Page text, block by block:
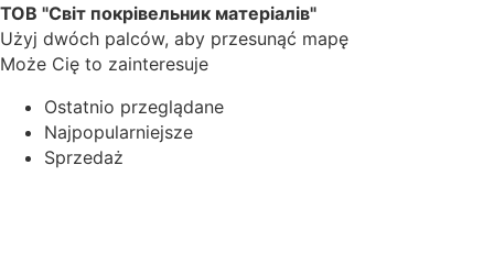
ТОВ "Світ покрівельник матеріалів"
Użyj dwóch palców, aby przesunąć mapę
Może Cię to zainteresuje
Ostatnio przeglądane
Najpopularniejsze
Sprzedaż